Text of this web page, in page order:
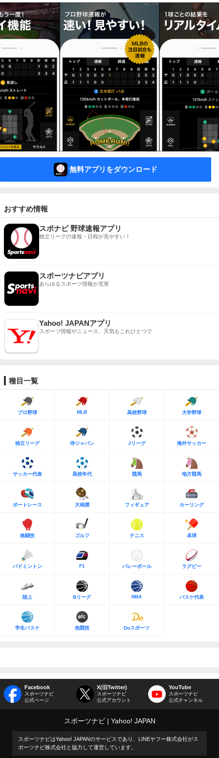
無料アプリをダウンロード
おすすめ情報
スポナビ 野球速報アプリ
独立リーグの速報・日程が見やすい！
スポーツナビアプリ
あらゆるスポーツ情報が充実
Yahoo! JAPANアプリ
スポーツ情報やニュース、天気もこれひとつで
種目一覧
プロ野球 MLB 高校野球 大学野球
独立リーグ 侍ジャパン Jリーグ 海外サッカー
サッカー代表 高校年代 競馬 地方競馬
ボートレース 大相撲 フィギュア カーリング
格闘技 ゴルフ テニス 卓球
バドミントン F1 バレーボール ラグビー
陸上 Bリーグ NBA バスケ代表
学生バスケ 他競技 Doスポーツ
Facebook
スポーツナビ
公式ページ
X(旧Twitter)
スポーツナビ
公式アカウント
YouTube
スポーツナビ
公式チャンネル
スポーツナビ Yahoo! JAPAN
スポーツナビはYahoo! JAPANのサービスであり、LINEヤフー株式会社がス
ポーツナビ株式会社と協力して運営しています。